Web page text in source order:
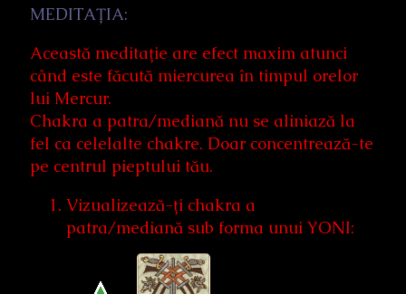
MEDITAȚIA:
Această meditație are efect maxim atunci
când este făcută miercurea în timpul orelor
lui Mercur.
Chakra a patra/mediană nu se aliniază la
fel ca celelalte chakre. Doar concentrează-te
pe centrul pieptului tău.
Vizualizează-ți chakra a
patra/mediană sub forma unui YONI: